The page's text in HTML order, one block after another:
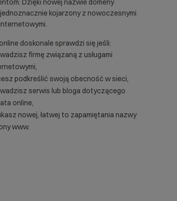
Dzięki nowej nazwie domeny
kojarzony z nowoczesnymi
doskonale sprawdzi się jeśli:
firmę związaną z usługami
podkreślić swoją obecność w sieci,
serwis lub bloga dotyczącego
online,
nowej, łatwej to zapamiętania nazwy
www.